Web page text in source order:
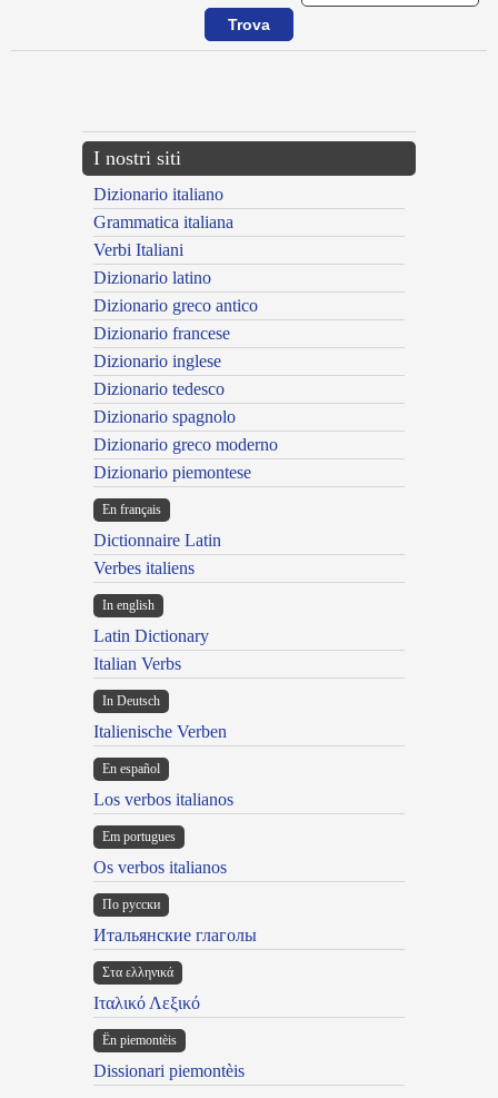
I nostri siti
Dizionario italiano
Grammatica italiana
Verbi Italiani
Dizionario latino
Dizionario greco antico
Dizionario francese
Dizionario inglese
Dizionario tedesco
Dizionario spagnolo
Dizionario greco moderno
Dizionario piemontese
En français
Dictionnaire Latin
Verbes italiens
In english
Latin Dictionary
Italian Verbs
In Deutsch
Italienische Verben
En español
Los verbos italianos
Em portugues
Os verbos italianos
По русски
Итальянские глаголы
Στα ελληνικά
Ιταλικό Λεξικό
Ën piemontèis
Dissionari piemontèis